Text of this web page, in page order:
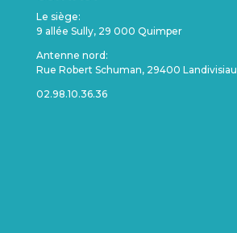
Le siège:
9 allée Sully, 29 000 Quimper
Antenne nord:
Rue Robert Schuman, 29400 Landivisiau
02.98.10.36.36